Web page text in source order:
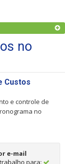
no
Custos
e controle de
no
e-mail
para: